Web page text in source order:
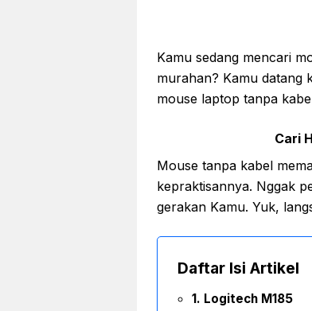
Kamu sedang mencari
murahan? Kamu datang
mouse laptop tanpa
Cari
Mouse tanpa kabel
kepraktisannya. Nggak
gerakan Kamu. Yuk,
Daftar Isi Artikel
1. Logitech M185